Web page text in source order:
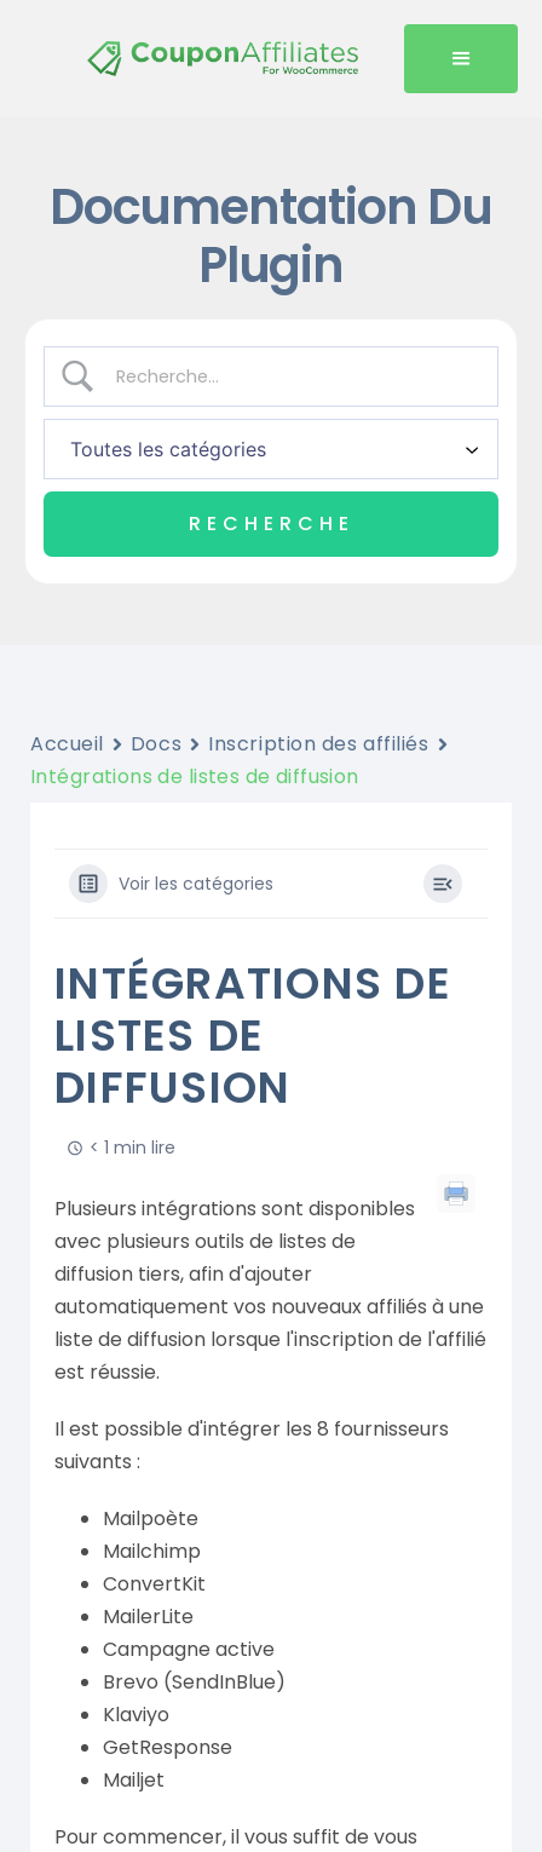
Documentation Du
Plugin
Accueil Docs
Inscription des affiliés
Intégrations de listes de diffusion
Voir les catégories
INTÉGRATIONS DE
LISTES DE
DIFFUSION
< 1 min lire
Plusieurs intégrations sont disponibles
avec plusieurs outils de listes de
diffusion tiers, afin d'ajouter
automatiquement vos nouveaux affiliés à une
liste de diffusion lorsque l'inscription de l'affilié
est réussie.
Il est possible d'intégrer les 8 fournisseurs
suivants :
Mailpoète
Mailchimp
ConvertKit
MailerLite
Campagne active
Brevo (SendInBlue)
Klaviyo
GetResponse
Mailjet
Pour commencer, il vous suffit de vous